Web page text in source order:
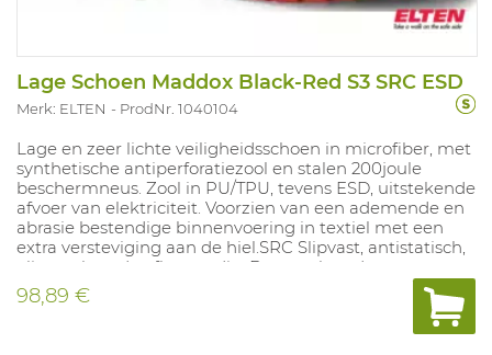
Lage Schoen Maddox Black-Red S3 SRC ESD
Merk: ELTEN ProdNr. 1040104
Lage en zeer lichte veiligheidsschoen in microfiber, met
synthetische antiperforatiezool en stalen 200joule
beschermneus. Zool in PU/TPU, tevens ESD, uitstekende
afvoer van elektriciteit. Voorzien van een ademende en
abrasie bestendige binnenvoering in textiel met een
extra versteviging aan de hiel.SRC Slipvast, antistatisch,
olie- en brandstofbestendig. De gepolsterde tong en
schacht bieden hoog draagcomfort en voorkomen de
vorming van pijnlijke drukpunten. Maten: 35-48.
98,89 €